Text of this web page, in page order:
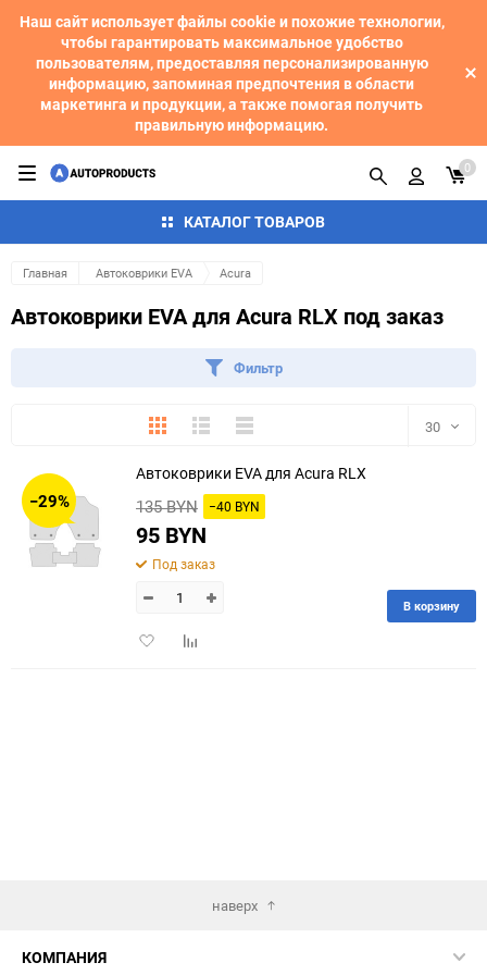
Наш сайт использует файлы cookie и похожие технологии,
чтобы гарантировать максимальное удобство
пользователям, предоставляя персонализированную
информацию, запоминая предпочтения в области
маркетинга и продукции, а также помогая получить
правильную информацию.
КАТАЛОГ ТОВАРОВ
0
Главная Автоковрики EVA Acura
Автоковрики EVA для Acura RLX под заказ
Фильтр
ПлиткаПодробноКомпактно 30
150
−29%
Автоковрики EVA для Acura RLX
135 BYN −40 BYN
95 BYN
Под заказ
ДобавитьДобавить
В корзину
наверх
КОМПАНИЯ